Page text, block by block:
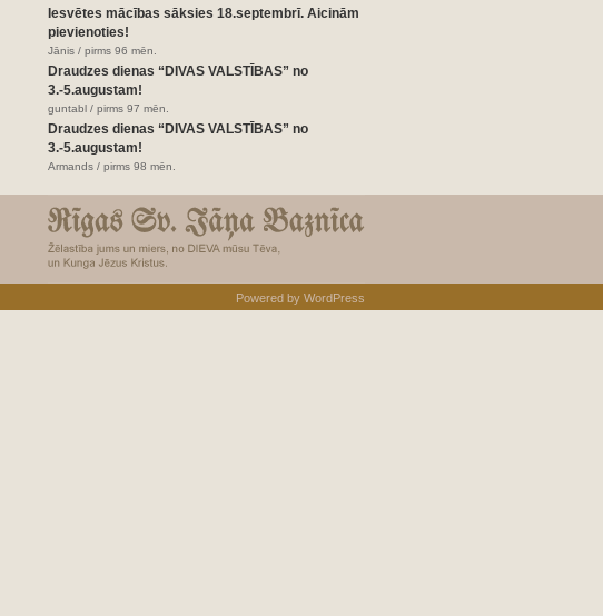
Iesvētes mācības sāksies 18.septembrī. Aicinām
pievienoties!
Jānis / pirms 96 mēn.
Draudzes dienas “DIVAS VALSTĪBAS” no
3.-5.augustam!
guntabl / pirms 97 mēn.
Draudzes dienas “DIVAS VALSTĪBAS” no
3.-5.augustam!
Armands / pirms 98 mēn.
Powered by WordPress